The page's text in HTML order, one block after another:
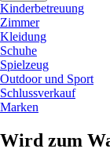
Kinderbetreuung
Zimmer
Kleidung
Schuhe
Spielzeug
Outdoor und Sport
Schlussverkauf
Marken
Wird zum